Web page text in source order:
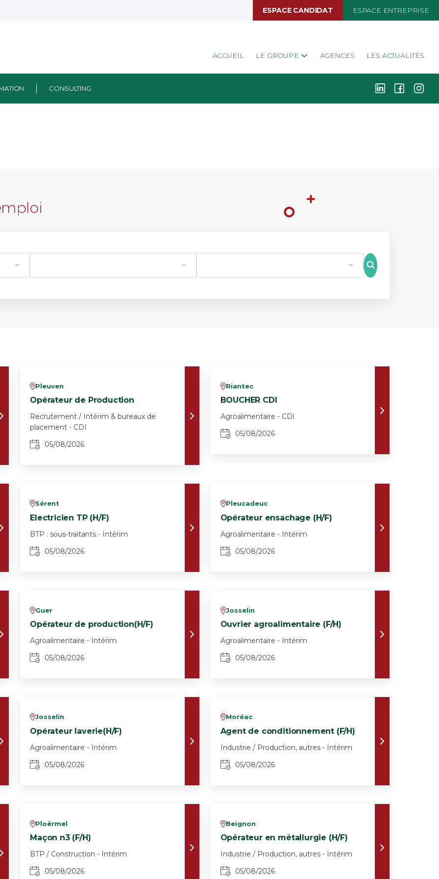
ESPACE CANDIDAT ESPACE ENTREPRISE
ACCUEIL LE GROUPE AGENCES LES ACTUALITÉS
CONSULTING k i j
8
vPleuven
Opérateur de Production
Recrutement / Intérim & bureaux de
placement - CDI
05/08/2026
vRiantec
BOUCHER CDI
Agroalimentaire - CDI
05/08/2026
vSérent
Electricien TP (H/F)
BTP : sous-traitants - Intérim
05/08/2026
vPleucadeuc
Opérateur ensachage (H/F)
Agroalimentaire - Intérim
05/08/2026
vGuer
Opérateur de production(H/F)
Agroalimentaire - Intérim
05/08/2026
vJosselin
Ouvrier agroalimentaire (F/H)
Agroalimentaire - Intérim
05/08/2026
vJosselin
Opérateur laverie(H/F)
Agroalimentaire - Intérim
05/08/2026
vMoréac
Agent de conditionnement (F/H)
Industrie / Production, autres - Intérim
05/08/2026
vPloërmel
Maçon n3 (F/H)
BTP / Construction - Intérim
05/08/2026
vBeignon
Opérateur en métallurgie (H/F)
Industrie / Production, autres - Intérim
05/08/2026